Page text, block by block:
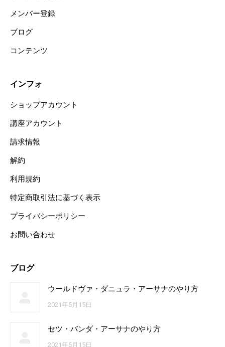
メンバー登録
ブログ
コンテンツ
インフォ
ショップアカウント
講座アカウント
請求情報
解約
利用規約
特定商取引法に基づく表示
プライバシーポリシー
お問い合わせ
ブログ
ウールドヴァ・ダニュラ・アーサナのやり方
2021年5月15日
セツ・バンダ・アーサナのやり方
2021年5月15日